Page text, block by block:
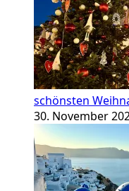
schönsten
30. November